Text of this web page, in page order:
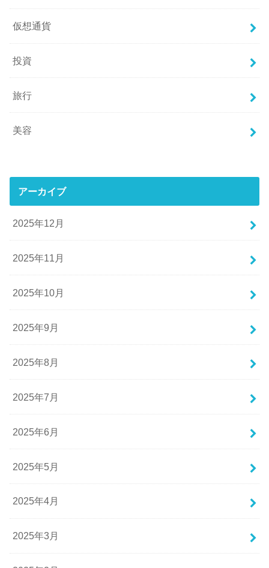
仮想通貨
投資
旅行
美容
アーカイブ
2025年12月
2025年11月
2025年10月
2025年9月
2025年8月
2025年7月
2025年6月
2025年5月
2025年4月
2025年3月